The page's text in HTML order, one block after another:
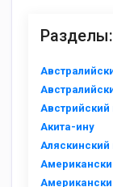
Разделы:
Австрийский
Акита-ину
Аляскинский